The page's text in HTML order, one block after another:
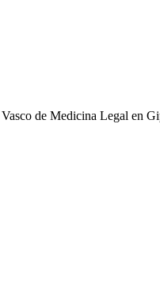
de Medicina Legal en